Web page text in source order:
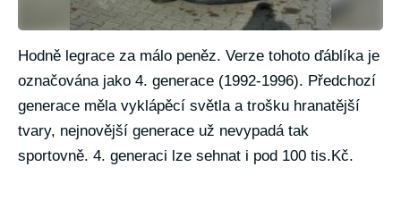
Hodně legrace za málo peněz. Verze tohoto ďáblíka je
označována jako 4. generace (1992-1996). Předchozí
generace měla vyklápěcí světla a trošku hranatější
tvary, nejnovější generace už nevypadá tak
sportovně. 4. generaci lze sehnat i pod 100 tis.Kč.